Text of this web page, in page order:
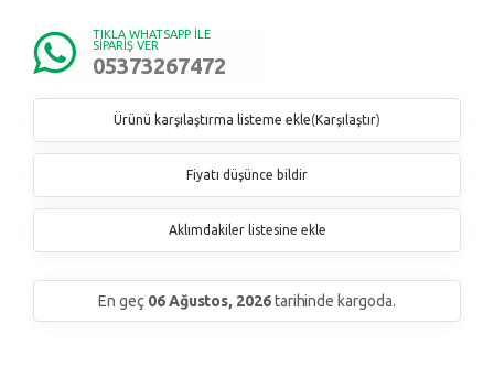
TIKLA WHATSAPP İLE
SİPARİŞ VER
05373267472
Ürünü karşılaştırma listeme ekle(Karşılaştır)
Fiyatı düşünce bildir
Aklımdakiler listesine ekle
En geç 06 Ağustos, 2026tarihinde kargoda.